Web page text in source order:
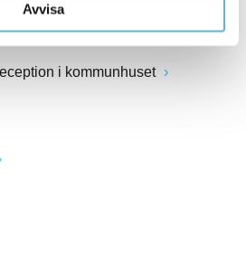
Avvisa
i kommunhuset